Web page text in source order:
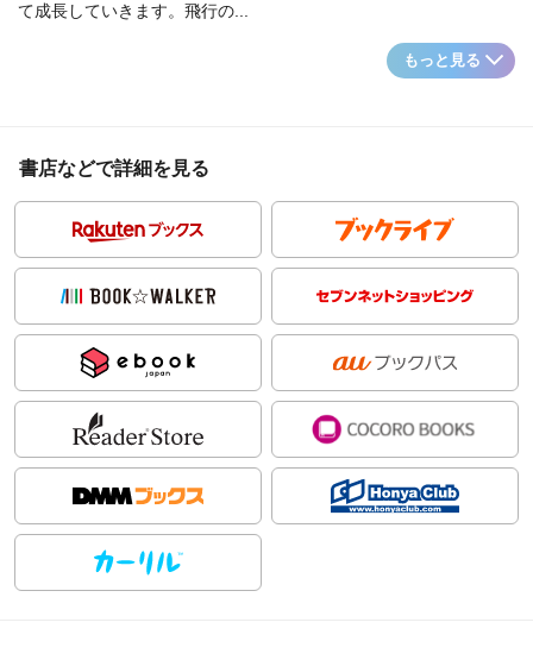
て成長していきます。飛行の...
もっと見る
書店などで詳細を見る